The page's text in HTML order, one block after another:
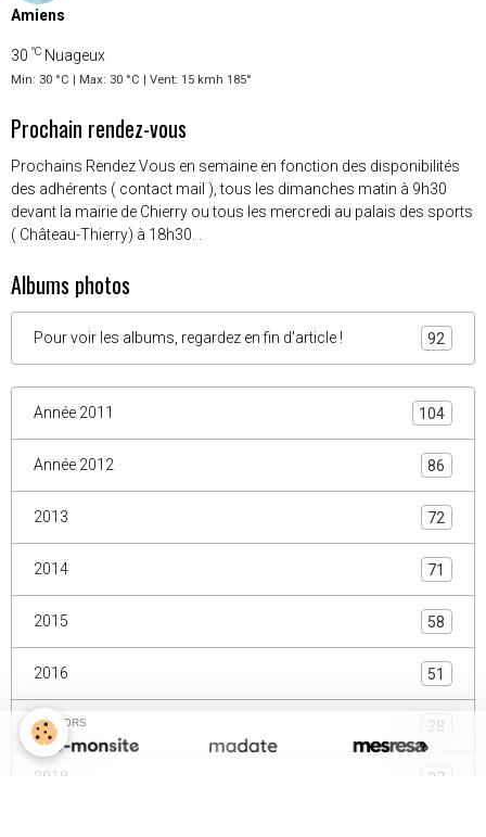
Amiens
30 °C Nuageux
Min: 30 °C | Max: 30 °C | Vent: 15 kmh 185°
Prochain rendez-vous
Prochains Rendez Vous en semaine en fonction des disponibilités
des adhérents ( contact mail ), tous les dimanches matin à 9h30
devant la mairie de Chierry ou tous les mercredi au palais des sports
( Château-Thierry) à 18h30. .
Albums photos
Pour voir les albums, regardez en fin d'article ! 92
Année 2011 104
Année 2012 86
2013 72
2014 71
2015 58
2016 51
2017 28
2018 27
SPONSORS